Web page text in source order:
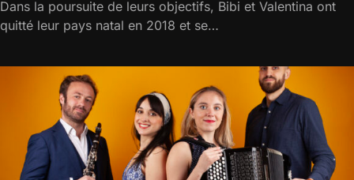
Dans la poursuite de leurs objectifs, Bibi et Valentina ont
quitté leur pays natal en 2018 et se…